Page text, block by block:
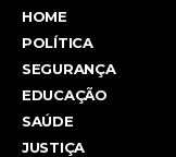
HOME
POLÍTICA
SEGURANÇA
EDUCAÇÃO
SAÚDE
JUSTIÇA